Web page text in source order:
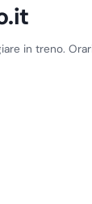
in treno.